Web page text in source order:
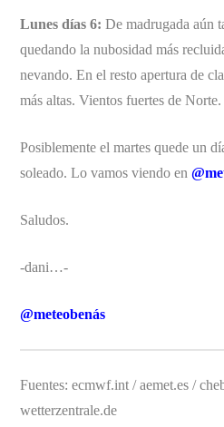
Lunes días 6: De madrugada aún
quedando la nubosidad más
nevando. En el resto apertura de
más altas. Vientos fuertes de Norte.
Posiblemente el martes quede un
soleado. Lo vamos viendo en
Saludos.
-dani…-
@meteobenás
Fuentes: ecmwf.int / aemet.es /
wetterzentrale.de